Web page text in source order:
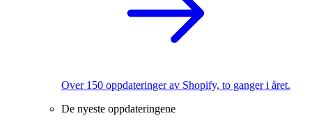
Over 150 oppdateringer av Shopify, to ganger i året.
De nyeste oppdateringene